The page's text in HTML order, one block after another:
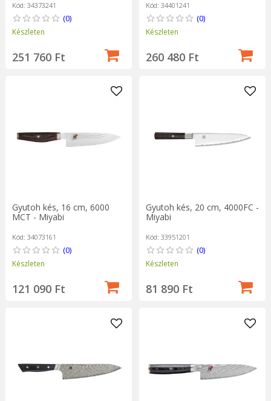
Kód: 34373241
(0)
Készleten
251 760 Ft
Kód: 34401241
(0)
Készleten
260 480 Ft
Gyutoh kés, 16 cm, 6000
MCT - Miyabi
Kód: 34073161
(0)
Készleten
121 090 Ft
Gyutoh kés, 20 cm, 4000FC -
Miyabi
Kód: 33951201
(0)
Készleten
81 890 Ft